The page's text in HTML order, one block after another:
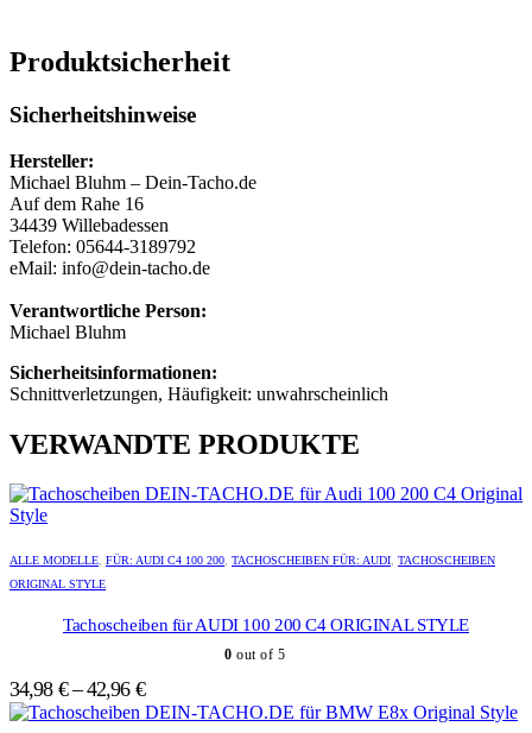
Produktsicherheit
Sicherheitshinweise
Hersteller:
Michael Bluhm – Dein-Tacho.de
Auf dem Rahe 16
34439 Willebadessen
Telefon: 05644-3189792
eMail: info@dein-tacho.de
Verantwortliche Person:
Michael Bluhm
Sicherheitsinformationen:
Schnittverletzungen, Häufigkeit: unwahrscheinlich
VERWANDTE PRODUKTE
Produkt
weist
Varianten
Optionen
können
Produkt
weist
Varianten
Optionen
können
ALLE MODELLE, FÜR: AUDI C4 100 200, TACHOSCHEIBEN FÜR: AUDI, TACHOSCHEIBEN
ORIGINAL STYLE
Tachoscheiben für AUDI 100 200 C4 ORIGINAL STYLE
0 out of 5
34,98 €–42,96 €